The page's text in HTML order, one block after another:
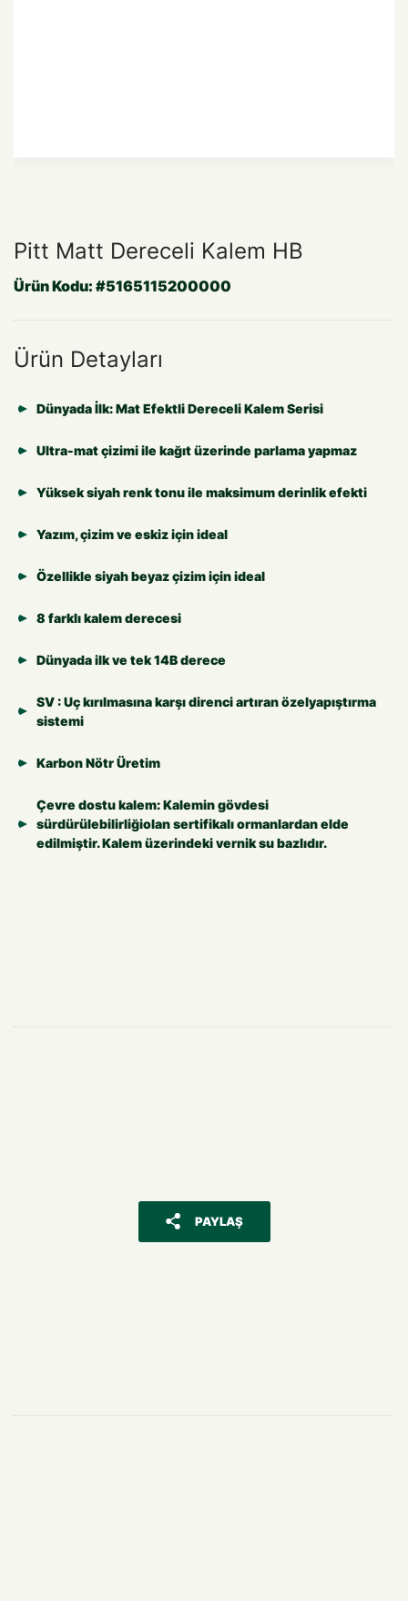
Pitt Matt Dereceli Kalem HB
Ürün Kodu: #5165115200000
Ürün Detayları
Dünyada İlk: Mat Efektli Dereceli Kalem Serisi
Ultra-mat çizimi ile kağıt üzerinde parlama yapmaz
Yüksek siyah renk tonu ile maksimum derinlik efekti
Yazım, çizim ve eskiz için ideal
Özellikle siyah beyaz çizim için ideal
8 farklı kalem derecesi
Dünyada ilk ve tek 14B derece
SV : Uç kırılmasına karşı direnci artıran özelyapıştırma
sistemi
Karbon Nötr Üretim
Çevre dostu kalem: Kalemin gövdesi
sürdürülebilirliğiolan sertifikalı ormanlardan elde
edilmiştir. Kalem üzerindeki vernik su bazlıdır.
PAYLAŞ